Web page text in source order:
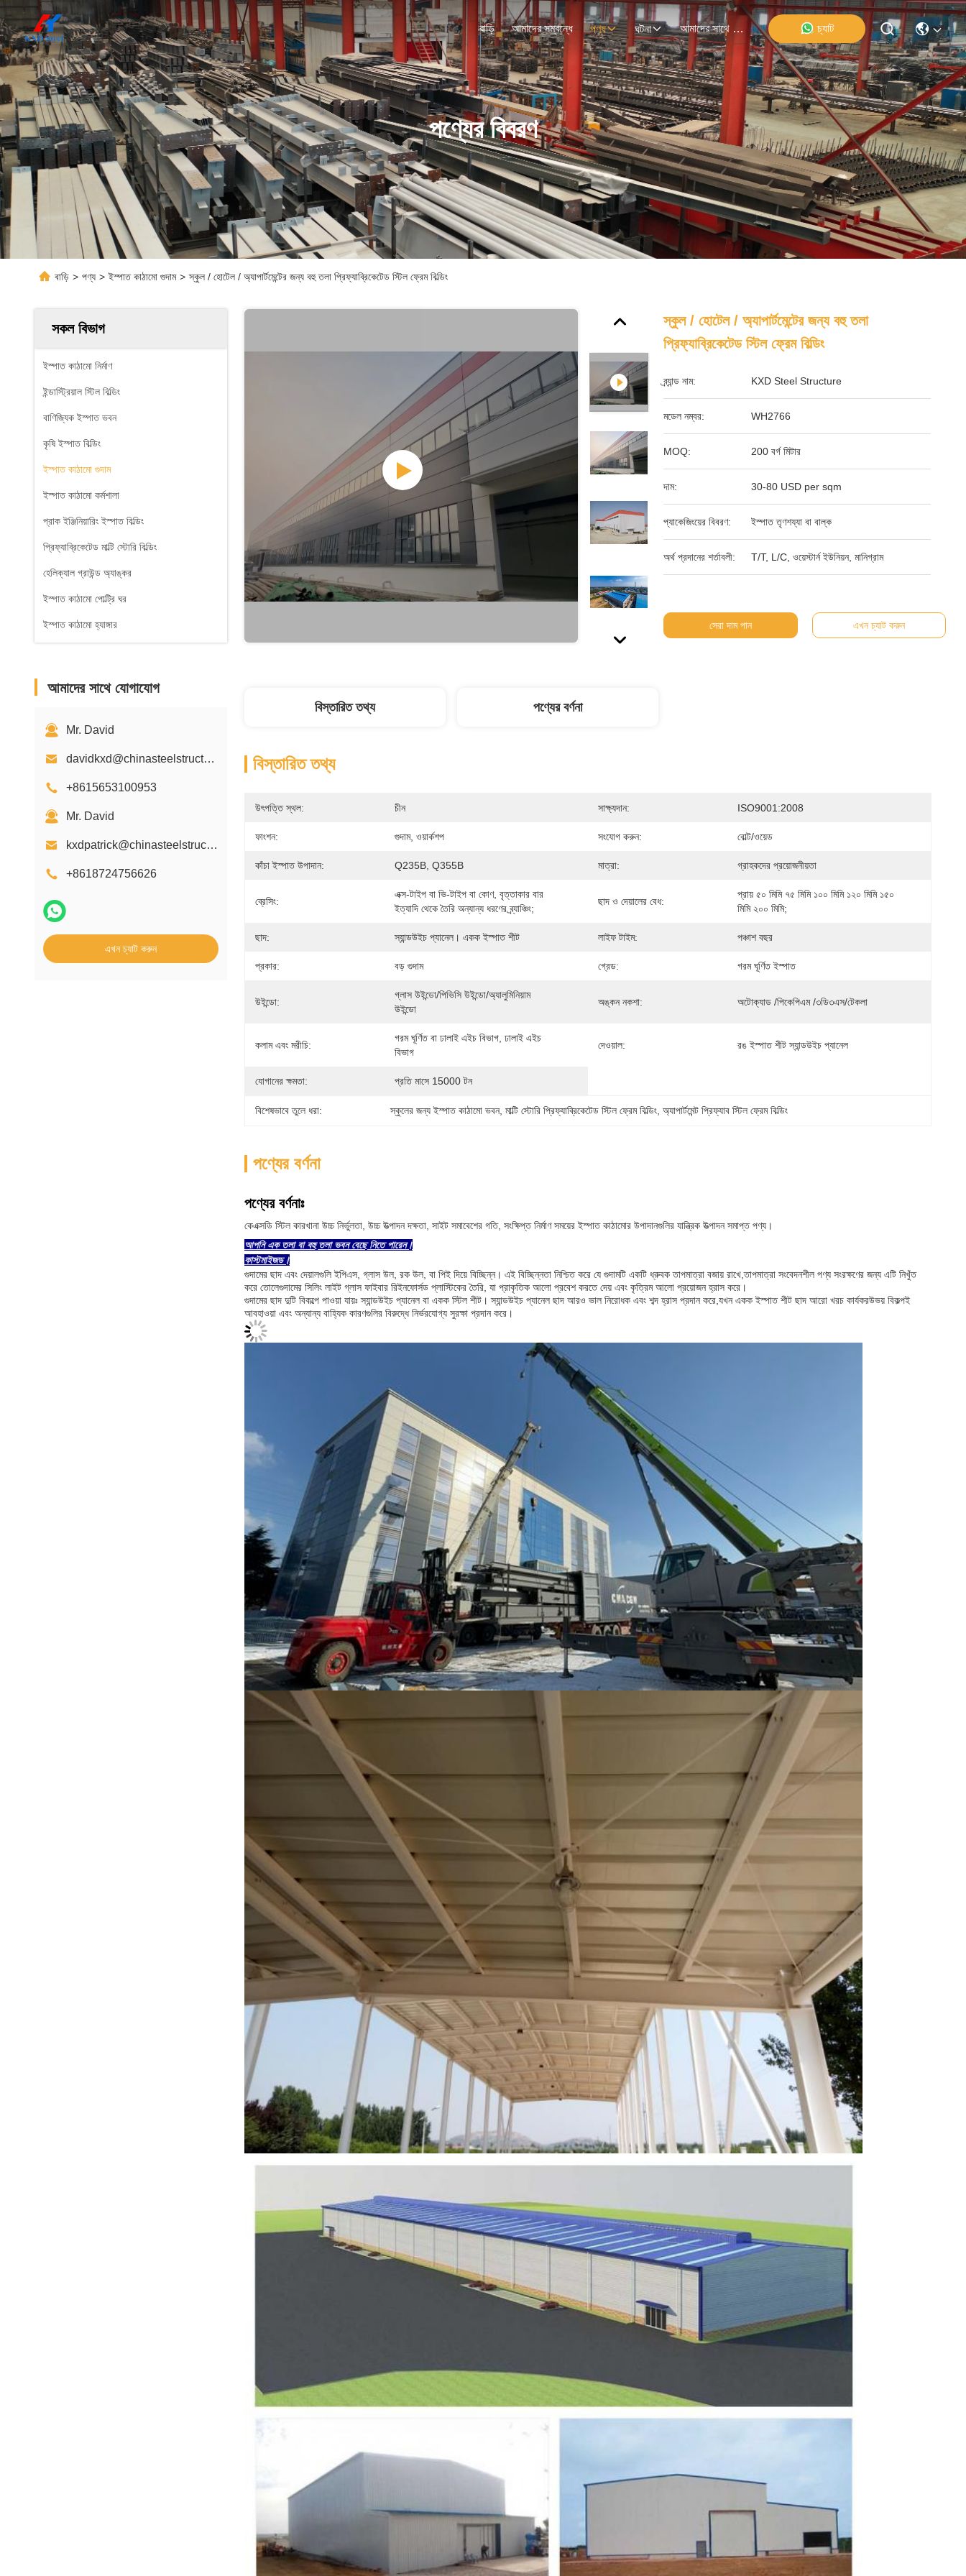
বাড়ি আমাদের সম্বন্ধে পণ্য ঘটনা আমাদের সাথে যোগাযোগ চ্যাট
পণ্যের বিবরণ
বাড়ি > পণ্য > ইস্পাত কাঠামো গুদাম > স্কুল / হোটেল / অ্যাপার্টমেন্টের জন্য বহু তলা প্রিফ্যাব্রিকেটেড স্টিল ফ্রেম বিল্ডিং
সকল বিভাগ
ইস্পাত কাঠামো নির্মাণ
ইন্ডাস্ট্রিয়াল স্টিল বিল্ডিং
বাণিজ্যিক ইস্পাত ভবন
কৃষি ইস্পাত বিল্ডিং
ইস্পাত কাঠামো গুদাম
ইস্পাত কাঠামো কর্মশালা
প্রাক ইঞ্জিনিয়ারিং ইস্পাত বিল্ডিং
প্রিফ্যাব্রিকেটেড মাল্টি স্টোরি বিল্ডিং
হেলিক্যাল গ্রাউন্ড অ্যাঙ্কর
ইস্পাত কাঠামো পোল্ট্রি ঘর
ইস্পাত কাঠামো হ্যাঙ্গার
আমাদের সাথে যোগাযোগ
Mr. David
davidkxd@chinasteelstructure.cn
+8615653100953
Mr. David
kxdpatrick@chinasteelstructure.cn
+8618724756626
এখন চ্যাট করুন
স্কুল / হোটেল / অ্যাপার্টমেন্টের জন্য বহু তলা
প্রিফ্যাব্রিকেটেড স্টিল ফ্রেম বিল্ডিং
ব্র্যান্ড নাম: KXD Steel Structure
মডেল নম্বর: WH2766
MOQ: 200 বর্গ মিটার
দাম: 30-80 USD per sqm
প্যাকেজিংয়ের বিবরণ: ইস্পাত তৃণশয্যা বা বাল্ক
অর্থ প্রদানের শর্তাবলী: T/T, L/C, ওয়েস্টার্ন ইউনিয়ন, মানিগ্রাম
সেরা দাম পান এখন চ্যাট করুন
বিস্তারিত তথ্য পণ্যের বর্ণনা
বিস্তারিত তথ্য
উৎপত্তি স্থল: চীন সাক্ষ্যদান: ISO9001:2008
ফাংশন: গুদাম, ওয়ার্কশপ সংযোগ করুন: বোল্ট/ওয়েড
কাঁচা ইস্পাত উপাদান: Q235B, Q355B মাত্রা: গ্রাহকদের প্রয়োজনীয়তা
ব্রেসিং:
এক্স-টাইপ বা ভি-টাইপ বা কোণ, বৃত্তাকার বার
ইত্যাদি থেকে তৈরি অন্যান্য ধরণের ব্র্যাঞ্চিং;
ছাদ ও দেয়ালের বেধ:
প্রায় ৫০ মিমি ৭৫ মিমি ১০০ মিমি ১২০ মিমি ১৫০
মিমি ২০০ মিমি;
ছাদ: স্যান্ডউইচ প্যানেল। একক ইস্পাত শীট লাইফ টাইম: পঞ্চাশ বছর
প্রকার: বড় গুদাম গ্রেড: গরম ঘূর্ণিত ইস্পাত
উইন্ডো:
গ্লাস উইন্ডো/পিভিসি উইন্ডো/অ্যালুমিনিয়াম
উইন্ডো
অঙ্কন নকশা: অটোক্যাড /পিকেপিএম /৩ডি৩এস/টেকলা
কলাম এবং মরীচি:
গরম ঘূর্ণিত বা ঢালাই এইচ বিভাগ, ঢালাই এইচ
বিভাগ
দেওয়াল: রঙ ইস্পাত শীট স্যান্ডউইচ প্যানেল
যোগানের ক্ষমতা: প্রতি মাসে 15000 টন
বিশেষভাবে তুলে ধরা: স্কুলের জন্য ইস্পাত কাঠামো ভবন, মাল্টি স্টোরি প্রিফ্যাব্রিকেটেড স্টিল ফ্রেম বিল্ডিং , অ্যাপার্টমেন্ট প্রিফ্যাব স্টিল ফ্রেম বিল্ডিং
পণ্যের বর্ণনা
পণ্যের বর্ণনাঃ
কেএক্সডি স্টিল কারখানা উচ্চ নির্ভুলতা, উচ্চ উত্পাদন দক্ষতা, সাইট সমাবেশের গতি, সংক্ষিপ্ত নির্মাণ সময়ের ইস্পাত কাঠামোর উপাদানগুলির যান্ত্রিক উত্পাদন সমাপ্ত পণ্য।
আপনি এক তলা বা বহু তলা ভবন বেছে নিতে পারেন।
কাস্টমাইজড।
গুদামের ছাদ এবং দেয়ালগুলি ইপিএস, গ্লাস উল, রক উল, বা পিই দিয়ে বিচ্ছিন্ন। এই বিচ্ছিন্নতা নিশ্চিত করে যে গুদামটি একটি ধ্রুবক তাপমাত্রা বজায় রাখে,তাপমাত্রা সংবেদনশীল পণ্য সংরক্ষণের জন্য এটি নিখুঁত
করে তোলেগুদামের সিলিং লাইট গ্লাস ফাইবার রিইনফোর্সড প্লাস্টিকের তৈরি, যা প্রাকৃতিক আলো প্রবেশ করতে দেয় এবং কৃত্রিম আলো প্রয়োজন হ্রাস করে।
গুদামের ছাদ দুটি বিকল্পে পাওয়া যায়ঃ স্যান্ডউইচ প্যানেল বা একক স্টিল শীট। স্যান্ডউইচ প্যানেল ছাদ আরও ভাল নিরোধক এবং শব্দ হ্রাস প্রদান করে,যখন একক ইস্পাত শীট ছাদ আরো খরচ কার্যকরউভয় বিকল্পই
আবহাওয়া এবং অন্যান্য বাহ্যিক কারণগুলির বিরুদ্ধে নির্ভরযোগ্য সুরক্ষা প্রদান করে।